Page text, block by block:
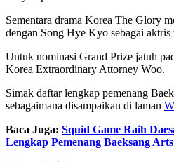
Sementara drama Korea The Glory
dengan Song Hye Kyo sebagai aktris
Untuk nominasi Grand Prize jatuh
Korea Extraordinary Attorney Woo.
Simak daftar lengkap pemenang
sebagaimana disampaikan di laman
Baca Juga: Squid Game Raih
Lengkap Pemenang Baeksang